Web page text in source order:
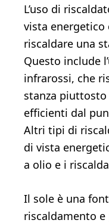
L’uso di
vista
riscaldare una
Questo include
infrarossi, che
stanza piuttosto
efficienti dal
Altri tipi di
di vista
a olio e i
Il sole è una
riscaldamento